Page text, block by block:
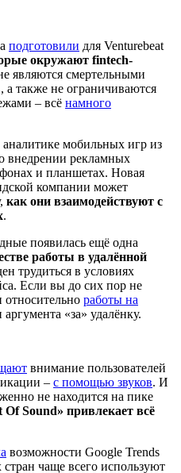
подготовили для Venturebeat
окружают fintech-
являются смертельными
также не ограничиваются
– всё намного
мобильных игр из
внедрении рекламных
и планшетах. Новая
компании может
как они взаимодействуют с
.
появилась ещё одна
работы в удалённой
трудиться в условиях
Если вы до сих пор не
относительно работы на
«за» удалёнку.
внимание пользователей
– с помощью звуков. И
не находится на пике
Of Sound» привлекает всё
возможности Google Trends
чаще всего используют